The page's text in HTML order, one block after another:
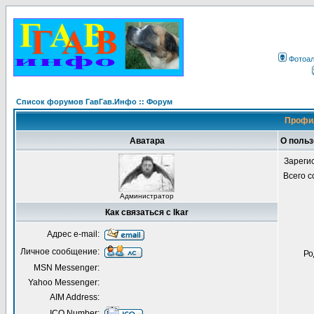
Список форумов ГавГав.Инфо :: Форум
Аватара О
Администратор
Всего
Как связаться с Ikar
Адрес e-mail:
Личное сообщение:
MSN Messenger:
Yahoo Messenger:
AIM Address: